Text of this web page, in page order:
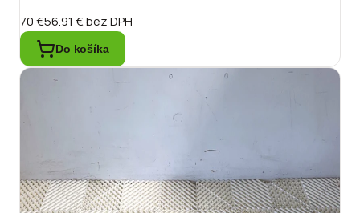
70 €56.91 €bez DPH
Do košíka